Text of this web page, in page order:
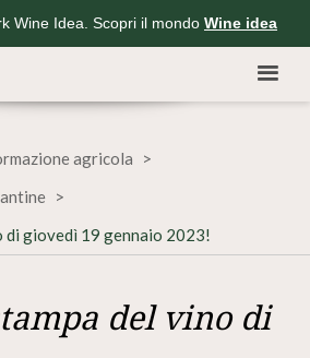
Wine Idea. Scopri il mondo Wine idea
agricola
di giovedì 19 gennaio 2023!
del vino di